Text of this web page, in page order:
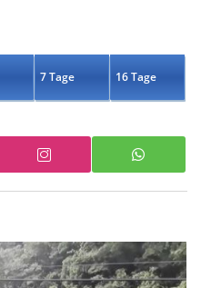
7 Tage 16 Tage